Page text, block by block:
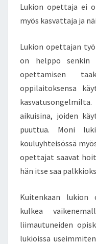
Lukion opettaja ei
myös kasvattaja ja
Lukion opettajan
on helppo senkin
opettamisen
oppilaitoksensa
aikuisina, joiden
puuttua. Moni
kouluyhteisössä
opettajat saavat
hän itse saa
Kuitenkaan
kulkea
liimautuneiden
lukioissa